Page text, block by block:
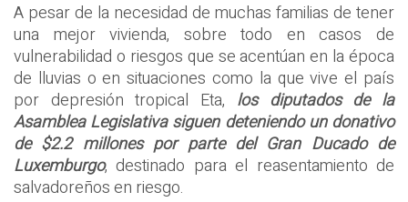
A pesar de la necesidad de muchas familias de tener
una mejor vivienda, sobre todo en casos de
vulnerabilidad o riesgos que se acentúan en la época
de lluvias o en situaciones como la que vive el país
por depresión tropical Eta, los diputados de la
Asamblea Legislativa siguen deteniendo un donativo
de $2.2 millones por parte del Gran Ducado de
Luxemburgo, destinado para el reasentamiento de
salvadoreños en riesgo.